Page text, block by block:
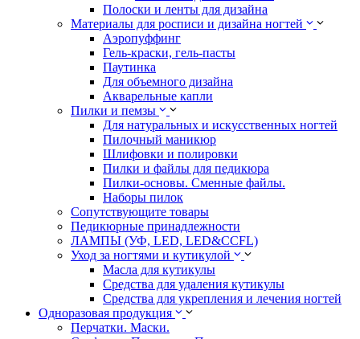
Полоски и ленты для дизайна
Материалы для росписи и дизайна ногтей
Аэропуффинг
Гель-краски, гель-пасты
Паутинка
Для объемного дизайна
Акварельные капли
Пилки и пемзы
Для натуральных и искусственных ногтей
Пилочный маникюр
Шлифовки и полировки
Пилки и файлы для педикюра
Пилки-основы. Сменные файлы.
Наборы пилок
Сопутствующите товары
Педикюрные принадлежности
ЛАМПЫ (УФ, LED, LED&CCFL)
Уход за ногтями и кутикулой
Масла для кутикулы
Средства для удаления кутикулы
Средства для укрепления и лечения ногтей
Одноразовая продукция
Перчатки. Маски.